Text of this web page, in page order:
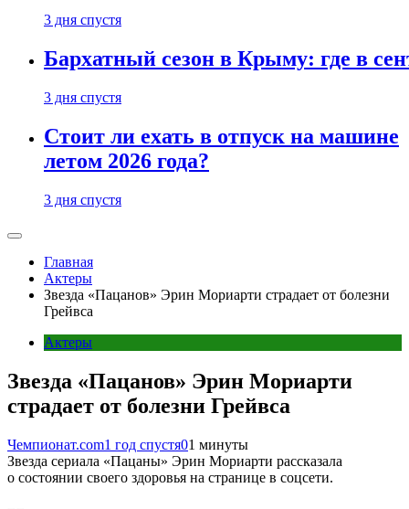
3 дня спустя
Бархатный сезон в Крыму: где в
3 дня спустя
Стоит ли ехать в отпуск на машине
летом 2026 года?
3 дня спустя
Главная
Актеры
Звезда «Пацанов» Эрин Мориарти страдает от болезни
Грейвса
Актеры
Звезда «Пацанов» Эрин Мориарти
страдает от болезни Грейвса
Чемпионат.com1 год спустя01 минуты
Звезда сериала «Пацаны» Эрин Мориарти рассказала
о состоянии своего здоровья на странице в соцсети.